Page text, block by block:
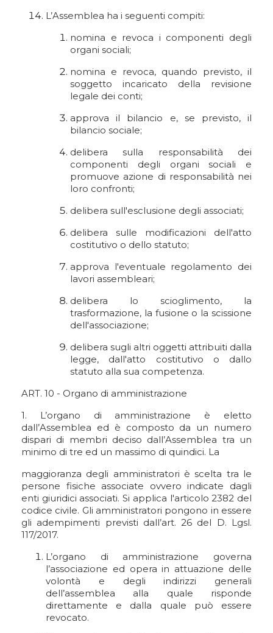
L’Assemblea ha i seguenti compiti:
nomina e revoca i componenti degli
organi sociali;
nomina e revoca, quando previsto, il
soggetto incaricato della revisione
legale dei conti;
approva il bilancio e, se previsto, il
bilancio sociale;
delibera sulla responsabilità dei
componenti degli organi sociali e
promuove azione di responsabilità nei
loro confronti;
delibera sull'esclusione degli associati;
delibera sulle modificazioni dell'atto
costitutivo o dello statuto;
approva l'eventuale regolamento dei
lavori assembleari;
delibera lo scioglimento, la
trasformazione, la fusione o la scissione
dell'associazione;
delibera sugli altri oggetti attribuiti dalla
legge, dall'atto costitutivo o dallo
statuto alla sua competenza.
ART. 10 - Organo di amministrazione
1. L’organo di amministrazione è eletto
dall’Assemblea ed è composto da un numero
dispari di membri deciso dall’Assemblea tra un
minimo di tre ed un massimo di quindici. La
maggioranza degli amministratori è scelta tra le
persone fisiche associate ovvero indicate dagli
enti giuridici associati. Si applica l'articolo 2382 del
codice civile. Gli amministratori pongono in essere
gli adempimenti previsti dall’art. 26 del D. Lgsl.
117/2017.
L’organo di amministrazione governa
l’associazione ed opera in attuazione delle
volontà e degli indirizzi generali
dell’assemblea alla quale risponde
direttamente e dalla quale può essere
revocato.